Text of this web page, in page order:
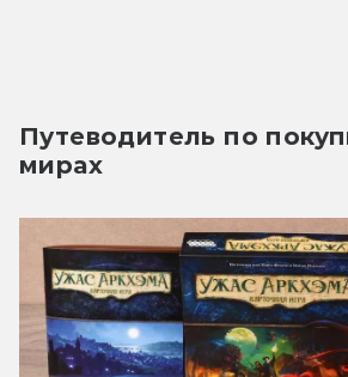
Путеводитель по
мирах